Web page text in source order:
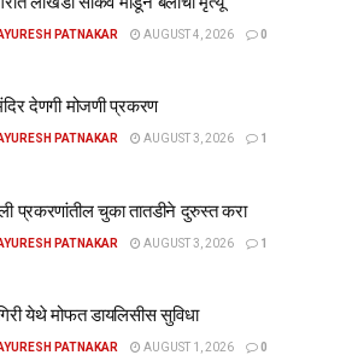
PATNAKAR AUGUST 4, 2026 0
देणगी मोजणी प्रकरण
PATNAKAR AUGUST 3, 2026 1
प्रकरणांतील चुका तातडीने दुरुस्त करा
PATNAKAR AUGUST 3, 2026 1
येथे मोफत डायलिसीस सुविधा
PATNAKAR AUGUST 1, 2026 0